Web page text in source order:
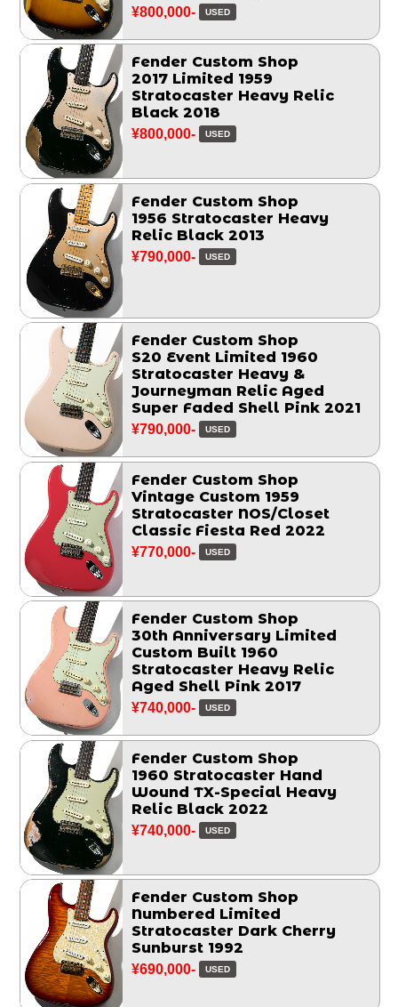
¥800,000- USED
Fender Custom Shop
2017 Limited 1959
Stratocaster Heavy Relic
Black 2018
¥800,000- USED
Fender Custom Shop
1956 Stratocaster Heavy
Relic Black 2013
¥790,000- USED
Fender Custom Shop
S20 Event Limited 1960
Stratocaster Heavy &
Journeyman Relic Aged
Super Faded Shell Pink 2021
¥790,000- USED
Fender Custom Shop
Vintage Custom 1959
Stratocaster NOS/Closet
Classic Fiesta Red 2022
¥770,000- USED
Fender Custom Shop
30th Anniversary Limited
Custom Built 1960
Stratocaster Heavy Relic
Aged Shell Pink 2017
¥740,000- USED
Fender Custom Shop
1960 Stratocaster Hand
Wound TX-Special Heavy
Relic Black 2022
¥740,000- USED
Fender Custom Shop
Numbered Limited
Stratocaster Dark Cherry
Sunburst 1992
¥690,000- USED